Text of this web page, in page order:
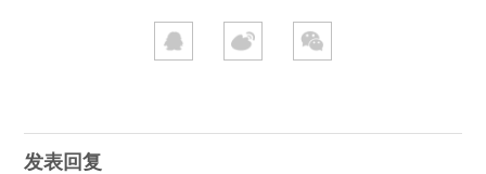
发表回复